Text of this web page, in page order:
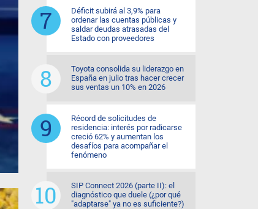
Déficit subirá al 3,9% para
ordenar las cuentas públicas y
saldar deudas atrasadas del
Estado con proveedores
Toyota consolida su liderazgo en
España en julio tras hacer crecer
sus ventas un 10% en 2026
Récord de solicitudes de
residencia: interés por radicarse
creció 62% y aumentan los
desafíos para acompañar el
fenómeno
SIP Connect 2026 (parte II): el
diagnóstico que duele (¿por qué
"adaptarse" ya no es suficiente?)